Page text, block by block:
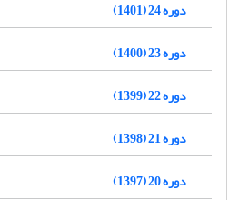
دوره 24 (1401)
دوره 23 (1400)
دوره 22 (1399)
دوره 21 (1398)
دوره 20 (1397)